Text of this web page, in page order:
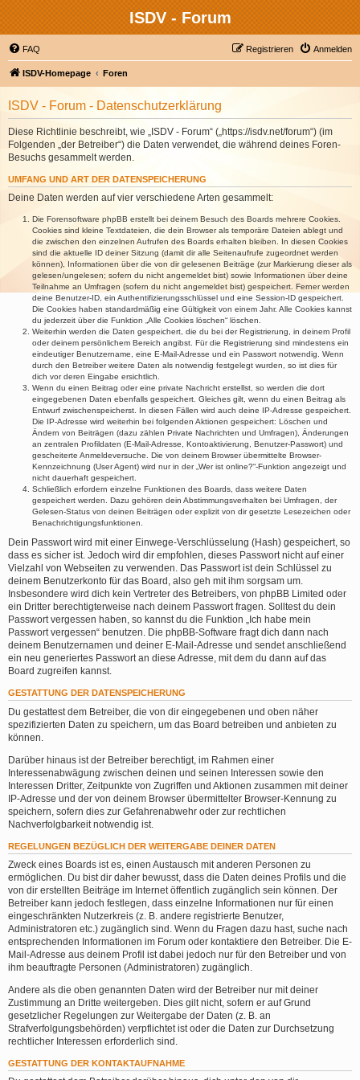
ISDV - Forum
FAQ Anmelden
Registrieren
ISDV-Homepage Foren
ISDV - Forum - Datenschutzerklärung
Diese Richtlinie beschreibt, wie „ISDV - Forum“ („https://isdv.net/forum“) (im
Folgenden „der Betreiber“) die Daten verwendet, die während deines Foren-
Besuchs gesammelt werden.
UMFANG UND ART DER DATENSPEICHERUNG
Deine Daten werden auf vier verschiedene Arten gesammelt:
Die Forensoftware phpBB erstellt bei deinem Besuch des Boards mehrere Cookies.
Cookies sind kleine Textdateien, die dein Browser als temporäre Dateien ablegt und
die zwischen den einzelnen Aufrufen des Boards erhalten bleiben. In diesen Cookies
sind die aktuelle ID deiner Sitzung (damit dir alle Seitenaufrufe zugeordnet werden
können), Informationen über die von dir gelesenen Beiträge (zur Markierung dieser als
gelesen/ungelesen; sofern du nicht angemeldet bist) sowie Informationen über deine
Teilnahme an Umfragen (sofern du nicht angemeldet bist) gespeichert. Ferner werden
deine Benutzer-ID, ein Authentifizierungsschlüssel und eine Session-ID gespeichert.
Die Cookies haben standardmäßig eine Gültigkeit von einem Jahr. Alle Cookies kannst
du jederzeit über die Funktion „Alle Cookies löschen“ löschen.
Weiterhin werden die Daten gespeichert, die du bei der Registrierung, in deinem Profil
oder deinem persönlichem Bereich angibst. Für die Registrierung sind mindestens ein
eindeutiger Benutzername, eine E-Mail-Adresse und ein Passwort notwendig. Wenn
durch den Betreiber weitere Daten als notwendig festgelegt wurden, so ist dies für
dich vor deren Eingabe ersichtlich.
Wenn du einen Beitrag oder eine private Nachricht erstellst, so werden die dort
eingegebenen Daten ebenfalls gespeichert. Gleiches gilt, wenn du einen Beitrag als
Entwurf zwischenspeicherst. In diesen Fällen wird auch deine IP-Adresse gespeichert.
Die IP-Adresse wird weiterhin bei folgenden Aktionen gespeichert: Löschen und
Ändern von Beiträgen (dazu zählen Private Nachrichten und Umfragen), Änderungen
an zentralen Profildaten (E-Mail-Adresse, Kontoaktivierung, Benutzer-Passwort) und
gescheiterte Anmeldeversuche. Die von deinem Browser übermittelte Browser-
Kennzeichnung (User Agent) wird nur in der „Wer ist online?“-Funktion angezeigt und
nicht dauerhaft gespeichert.
Schließlich erfordern einzelne Funktionen des Boards, dass weitere Daten
gespeichert werden. Dazu gehören dein Abstimmungsverhalten bei Umfragen, der
Gelesen-Status von deinen Beiträgen oder explizit von dir gesetzte Lesezeichen oder
Benachrichtigungsfunktionen.
Dein Passwort wird mit einer Einwege-Verschlüsselung (Hash) gespeichert, so
dass es sicher ist. Jedoch wird dir empfohlen, dieses Passwort nicht auf einer
Vielzahl von Webseiten zu verwenden. Das Passwort ist dein Schlüssel zu
deinem Benutzerkonto für das Board, also geh mit ihm sorgsam um.
Insbesondere wird dich kein Vertreter des Betreibers, von phpBB Limited oder
ein Dritter berechtigterweise nach deinem Passwort fragen. Solltest du dein
Passwort vergessen haben, so kannst du die Funktion „Ich habe mein
Passwort vergessen“ benutzen. Die phpBB-Software fragt dich dann nach
deinem Benutzernamen und deiner E-Mail-Adresse und sendet anschließend
ein neu generiertes Passwort an diese Adresse, mit dem du dann auf das
Board zugreifen kannst.
GESTATTUNG DER DATENSPEICHERUNG
Du gestattest dem Betreiber, die von dir eingegebenen und oben näher
spezifizierten Daten zu speichern, um das Board betreiben und anbieten zu
können.
Darüber hinaus ist der Betreiber berechtigt, im Rahmen einer
Interessenabwägung zwischen deinen und seinen Interessen sowie den
Interessen Dritter, Zeitpunkte von Zugriffen und Aktionen zusammen mit deiner
IP-Adresse und der von deinem Browser übermittelter Browser-Kennung zu
speichern, sofern dies zur Gefahrenabwehr oder zur rechtlichen
Nachverfolgbarkeit notwendig ist.
REGELUNGEN BEZÜGLICH DER WEITERGABE DEINER DATEN
Zweck eines Boards ist es, einen Austausch mit anderen Personen zu
ermöglichen. Du bist dir daher bewusst, dass die Daten deines Profils und die
von dir erstellten Beiträge im Internet öffentlich zugänglich sein können. Der
Betreiber kann jedoch festlegen, dass einzelne Informationen nur für einen
eingeschränkten Nutzerkreis (z. B. andere registrierte Benutzer,
Administratoren etc.) zugänglich sind. Wenn du Fragen dazu hast, suche nach
entsprechenden Informationen im Forum oder kontaktiere den Betreiber. Die E-
Mail-Adresse aus deinem Profil ist dabei jedoch nur für den Betreiber und von
ihm beauftragte Personen (Administratoren) zugänglich.
Andere als die oben genannten Daten wird der Betreiber nur mit deiner
Zustimmung an Dritte weitergeben. Dies gilt nicht, sofern er auf Grund
gesetzlicher Regelungen zur Weitergabe der Daten (z. B. an
Strafverfolgungsbehörden) verpflichtet ist oder die Daten zur Durchsetzung
rechtlicher Interessen erforderlich sind.
GESTATTUNG DER KONTAKTAUFNAHME